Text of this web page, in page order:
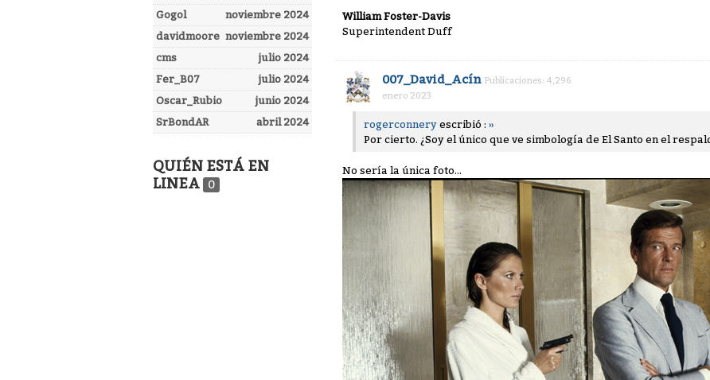
noviembre 2024
Gogol
noviembre 2024
davidmoore
julio 2024
cms
julio 2024
Fer_B07
junio 2024
Oscar_Rubio
abril 2024
SrBondAR
QUIÉN ESTÁ EN
LINEA
0
William Foster-Davis
Superintendent Duff
007_David_Acín Publicaciones: 4,296
enero 2023
rogerconnery escribió : »
Por cierto. ¿Soy el único que ve simbología de El Santo en el
No sería la única foto...